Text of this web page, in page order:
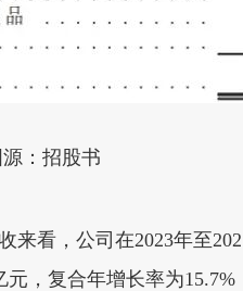
：招股书
来看，公司在2023年至
元，复合年增长率为